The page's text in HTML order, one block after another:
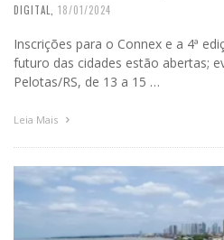
DIGITAL 18/01/2024
Inscrições para o Connex e a 4ª
futuro das cidades estão abertas;
Pelotas/RS, de 13 a 15 …
Leia Mais